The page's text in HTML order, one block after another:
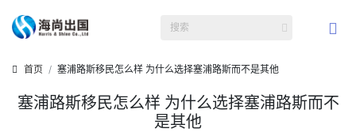
首页 塞浦路斯移民怎么样 为什么选择塞浦路斯而不是其他
塞浦路斯移民怎么样 为什么选择塞浦路斯而不
是其他